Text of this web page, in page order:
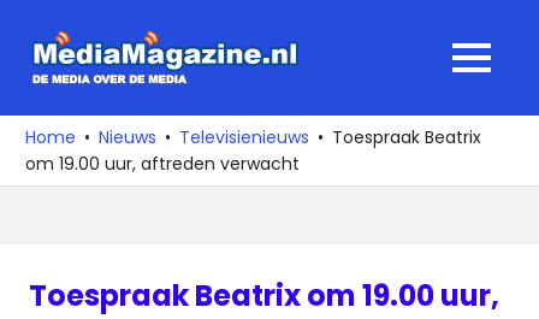
naar
media
over
de
MENU
Home Nieuws Televisienieuws
Toespraak Beatrix
om 19.00 uur, aftreden verwacht
Toespraak Beatrix om 19.00 uur,